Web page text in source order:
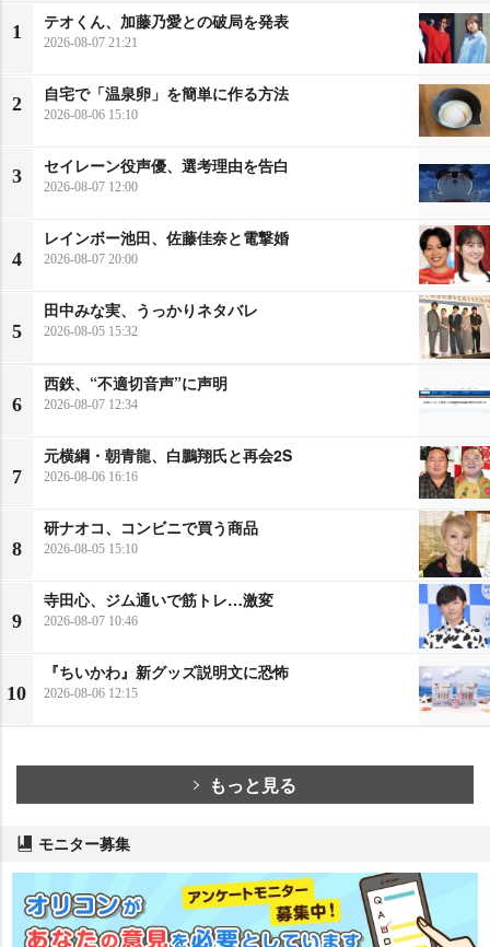
1
テオくん、加藤乃愛との破局を発表
2026-08-07 21:21
2
自宅で「温泉卵」を簡単に作る方法
2026-08-06 15:10
3
セイレーン役声優、選考理由を告白
2026-08-07 12:00
4
レインボー池田、佐藤佳奈と電撃婚
2026-08-07 20:00
5
田中みな実、うっかりネタバレ
2026-08-05 15:32
6
西鉄、“不適切音声”に声明
2026-08-07 12:34
7
元横綱・朝青龍、白鵬翔氏と再会2S
2026-08-06 16:16
8
研ナオコ、コンビニで買う商品
2026-08-05 15:10
9
寺田心、ジム通いで筋トレ…激変
2026-08-07 10:46
10
『ちいかわ』新グッズ説明文に恐怖
2026-08-06 12:15
もっと見る
モニター募集